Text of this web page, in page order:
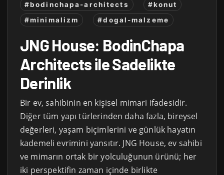
#bodinchapa-architects
#konut
#minimalizm
#dogal-malzeme
JNG House: BodinChapa
Architects ile Sadelikte
Derinlik
Bir ev, sahibinin en kişisel mimari ifadesidir.
Diğer tüm yapı türlerinden daha fazla, bireysel
değerleri, yaşam biçimlerini ve günlük hayatın
kademeli evrimini yansıtır. JNG House, ev sahibi
ve mimarın ortak bir yolculuğunun ürünü; her
iki perspektifin zaman içinde birlikte